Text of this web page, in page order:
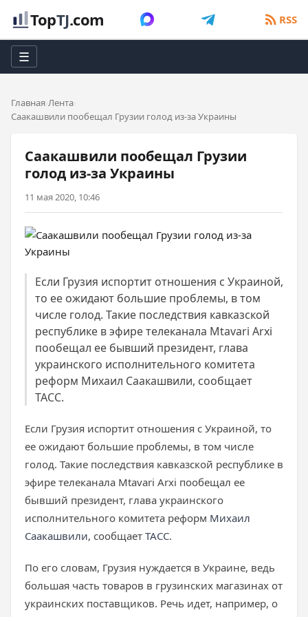
TopTJ.com RSS
☰
Главная Лента
Саакашвили пообещал Грузии голод из-за Украины
Саакашвили пообещал Грузии
голод из-за Украины
11 мая 2020, 10:46
Если Грузия испортит отношения с Украиной,
то ее ожидают большие проблемы, в том
числе голод. Такие последствия кавказской
республике в эфире телеканала Mtavari Arxi
пообещал ее бывший президент, глава
украинского исполнительного комитета
реформ Михаил Саакашвили, сообщает
ТАСС.
Если Грузия испортит отношения с Украиной, то
ее ожидают большие проблемы, в том числе
голод. Такие последствия кавказской республике в
эфире телеканала Mtavari Arxi пообещал ее
бывший президент, глава украинского
исполнительного комитета реформ Михаил
Саакашвили, сообщает ТАСС.
По его словам, Грузия нуждается в Украине, ведь
большая часть товаров в грузинских магазинах от
украинских поставщиков. Речь идет, например, о